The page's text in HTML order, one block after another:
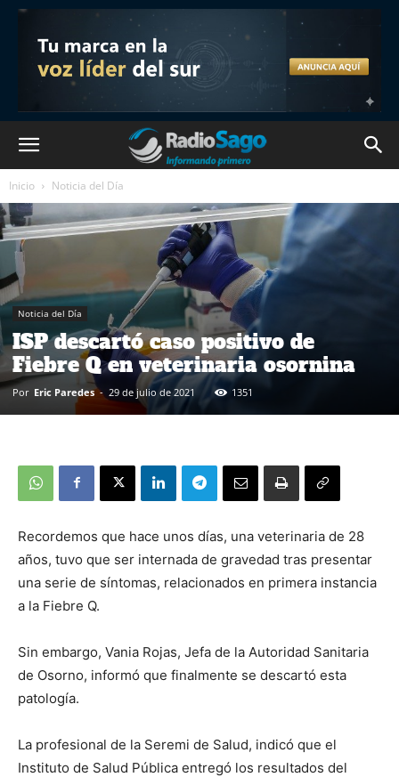
Inicio Noticia del Día
Noticia del Día
ISP descartó caso positivo de
Fiebre Q en veterinaria osornina
Por Eric Paredes - 29 de julio de 2021 1351
Recordemos que hace unos días, una veterinaria de 28
años, tuvo que ser internada de gravedad tras presentar
una serie de síntomas, relacionados en primera instancia
a la Fiebre Q.
Sin embargo, Vania Rojas, Jefa de la Autoridad Sanitaria
de Osorno, informó que finalmente se descartó esta
patología.
La profesional de la Seremi de Salud, indicó que el
Instituto de Salud Pública entregó los resultados del